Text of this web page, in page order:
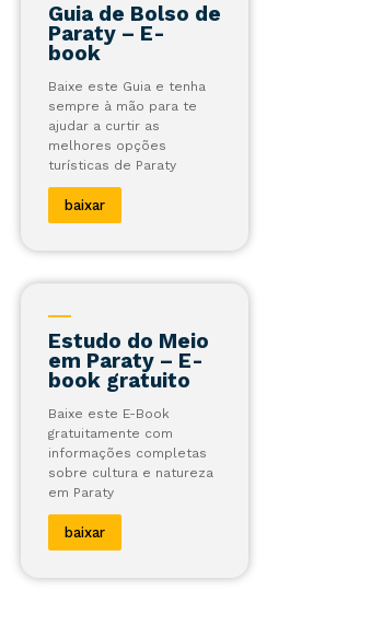
Guia de Bolso de
Paraty – E-
book
Baixe este Guia e tenha
sempre à mão para te
ajudar a curtir as
melhores opções
turísticas de Paraty
baixar
Estudo do Meio
em Paraty – E-
book gratuito
Baixe este E-Book
gratuitamente com
informações completas
sobre cultura e natureza
em Paraty
baixar